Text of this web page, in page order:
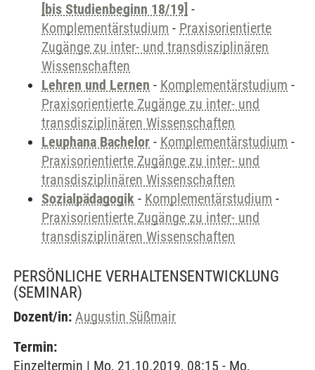
[bis Studienbeginn 18/19] -
Komplementärstudium - Praxisorientierte
Zugänge zu inter- und transdisziplinären
Wissenschaften
Lehren und Lernen - Komplementärstudium -
Praxisorientierte Zugänge zu inter- und
transdisziplinären Wissenschaften
Leuphana Bachelor - Komplementärstudium -
Praxisorientierte Zugänge zu inter- und
transdisziplinären Wissenschaften
Sozialpädagogik - Komplementärstudium -
Praxisorientierte Zugänge zu inter- und
transdisziplinären Wissenschaften
PERSÖNLICHE VERHALTENSENTWICKLUNG
(SEMINAR)
Dozent/in: Augustin Süßmair
Termin:
Einzeltermin | Mo, 21.10.2019, 08:15 - Mo,